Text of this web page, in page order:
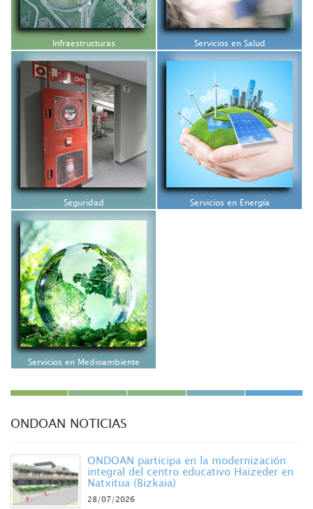
Infraestructuras Servicios en Salud
Seguridad Servicios en Energía
Servicios en Medioambiente
ONDOAN NOTICIAS
ONDOAN participa en la modernización
integral del centro educativo Haizeder en
Natxitua (Bizkaia)
28/07/2026